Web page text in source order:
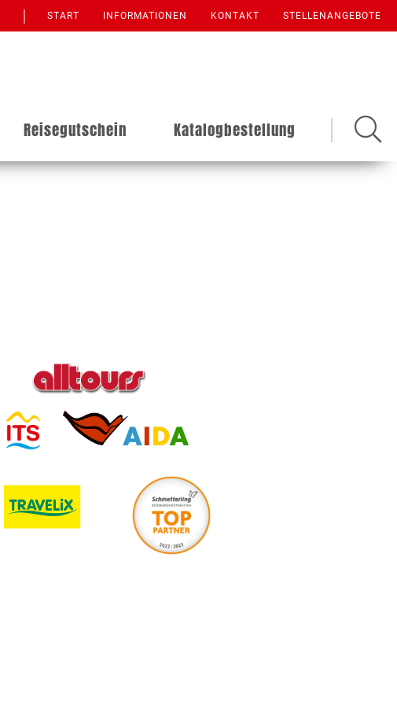
START INFORMATIONEN KONTAKT STELLENANGEBOTE
Reisegutschein Katalogbestellung